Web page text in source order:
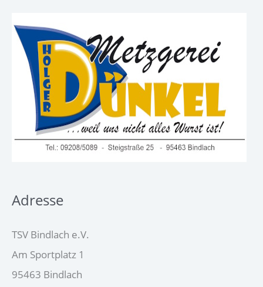
Adresse
TSV Bindlach e.V.
Am Sportplatz 1
95463 Bindlach